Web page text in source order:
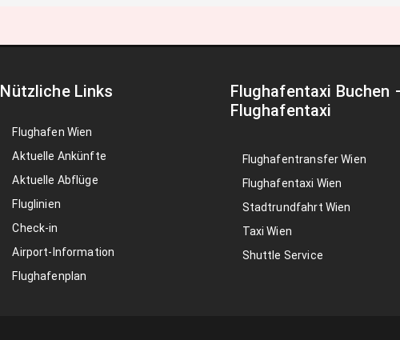
Nützliche Links
Flughafen Wien
Aktuelle Ankünfte
Aktuelle Abflüge
Fluglinien
Check-in
Airport-Information
Flughafenplan
Flughafentaxi Buchen
Flughafentaxi
Flughafentransfer Wien
Flughafentaxi Wien
Stadtrundfahrt Wien
Taxi Wien
Shuttle Service